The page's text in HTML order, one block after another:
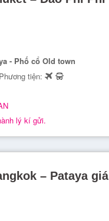
- Phố cổ Old town
Phương tiện:
lý kí gửi.
– Pataya giá